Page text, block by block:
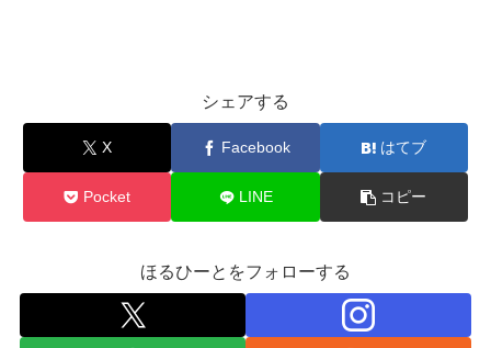
シェアする
X Facebook はてブ
Pocket LINE コピー
ほるひーとをフォローする